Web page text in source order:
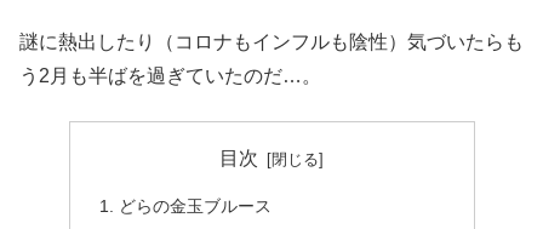
謎に熱出したり（コロナもインフルも陰性）気づいたらも
う2月も半ばを過ぎていたのだ…。
目次
どらの金玉ブルース